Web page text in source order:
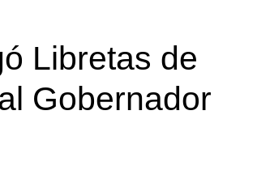
Libretas de
Gobernador